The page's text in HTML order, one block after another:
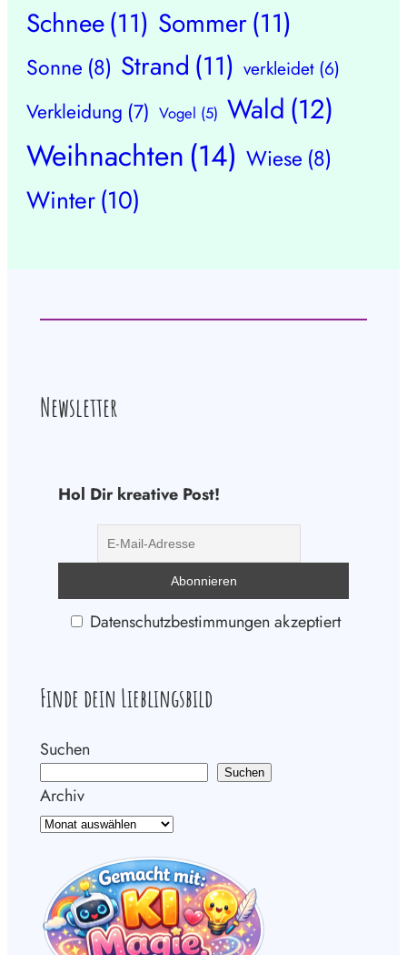
Schnee(11) Sommer(11)
Sonne (8) Strand (11) verkleidet (6)
Verkleidung (7) Vogel (5) Wald (12)
Weihnachten(14) Wiese (8)
Winter(10)
Newsletter
Hol Dir kreative Post!
Datenschutzbestimmungen akzeptiert
Finde dein Lieblingsbild
Suchen
Suchen
Archiv